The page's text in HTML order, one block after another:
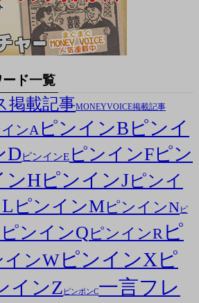
ド一覧
掲載記事MONEYVOICE掲載記事
ンAピンインB ピンイ
DピンインE ピンインFピン
ンHピンインJピンイ
ピンインMピンインNピ
ピンインQ ピンインR ピ
インWピンインXピ
インZ ピンポンC一言フレ